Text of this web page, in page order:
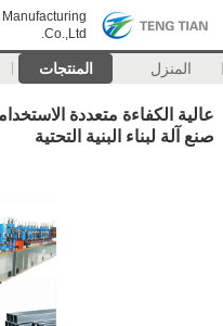
Co.,Ltd.
المنزل المنتجات
عالية الكفاءة متعددة
صنع آلة لبناء البنية التحتية